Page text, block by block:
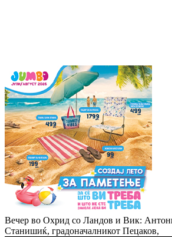
Вечер во Охрид со Ландов и Вик:
Станишиќ, градоначалникот Пецаков,